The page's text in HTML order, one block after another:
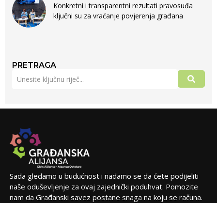
Konkretni i transparentni rezultati pravosuđa
ključni su za vraćanje povjerenja građana
PRETRAGA
Sada gledamo u budućnost i nadamo se da ćete podijeliti
naše oduševljenje za ovaj zajednički poduhvat. Pomozite
nam da Građanski savez postane snaga na koju se računa.